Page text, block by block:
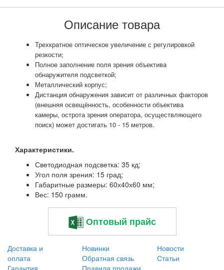
Описание товара
Трехкратное оптическое увеличение с регулировкой
резкости;
Полное заполнение поля зрения объектива
обнаружителя подсветкой;
Металлический корпус;
Дистанция обнаружения зависит от различных факторов
(внешняя освещённость, особенности объектива
камеры, острота зрения оператора, осуществляющего
поиск) может достигать 10 - 15 метров.
Характеристики.
Светодиодная подсветка: 35 кд;
Угол поля зрения: 15 град;
Габаритные размеры: 60х40х60 мм;
Вес: 150 грамм.
Оптовый прайс
Доставка и
оплата
Гарантия
Новинки
Обратная связь
Правила продажи
Новости
Статьи